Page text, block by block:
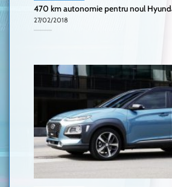
470 km autonomie pentru noul
27/02/2018